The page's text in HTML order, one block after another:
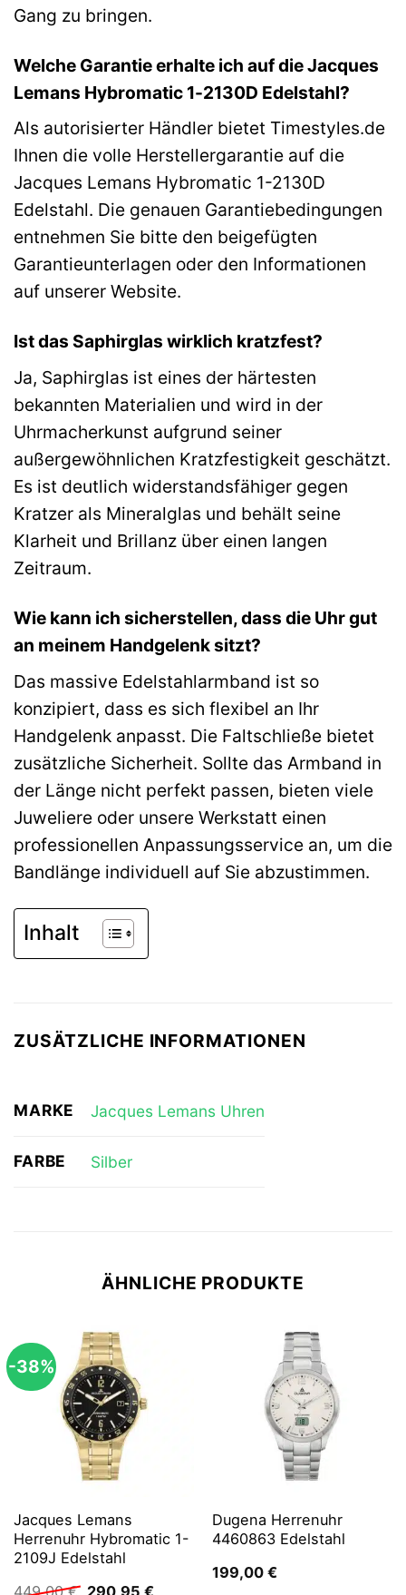
Gang zu bringen.
Welche Garantie erhalte ich auf die Jacques
Lemans Hybromatic 1-2130D Edelstahl?
Als autorisierter Händler bietet Timestyles.de
Ihnen die volle Herstellergarantie auf die
Jacques Lemans Hybromatic 1-2130D
Edelstahl. Die genauen Garantiebedingungen
entnehmen Sie bitte den beigefügten
Garantieunterlagen oder den Informationen
auf unserer Website.
Ist das Saphirglas wirklich kratzfest?
Ja, Saphirglas ist eines der härtesten
bekannten Materialien und wird in der
Uhrmacherkunst aufgrund seiner
außergewöhnlichen Kratzfestigkeit geschätzt.
Es ist deutlich widerstandsfähiger gegen
Kratzer als Mineralglas und behält seine
Klarheit und Brillanz über einen langen
Zeitraum.
Wie kann ich sicherstellen, dass die Uhr gut
an meinem Handgelenk sitzt?
Das massive Edelstahlarmband ist so
konzipiert, dass es sich flexibel an Ihr
Handgelenk anpasst. Die Faltschließe bietet
zusätzliche Sicherheit. Sollte das Armband in
der Länge nicht perfekt passen, bieten viele
Juweliere oder unsere Werkstatt einen
professionellen Anpassungsservice an, um die
Bandlänge individuell auf Sie abzustimmen.
Inhalt
ZUSÄTZLICHE INFORMATIONEN
MARKE Jacques Lemans Uhren
FARBE Silber
ÄHNLICHE PRODUKTE
-38%
Jacques Lemans
Herrenuhr Hybromatic 1-
2109J Edelstahl
UrsprünglicherAktueller
Dugena Herrenuhr
4460863 Edelstahl
199,00 €